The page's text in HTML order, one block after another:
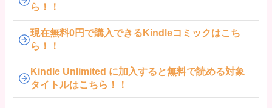
ら！！
現在無料0円で購入できるKindleコミックはこち
ら！！
Kindle Unlimited に加入すると無料で読める対象
タイトルはこちら！！